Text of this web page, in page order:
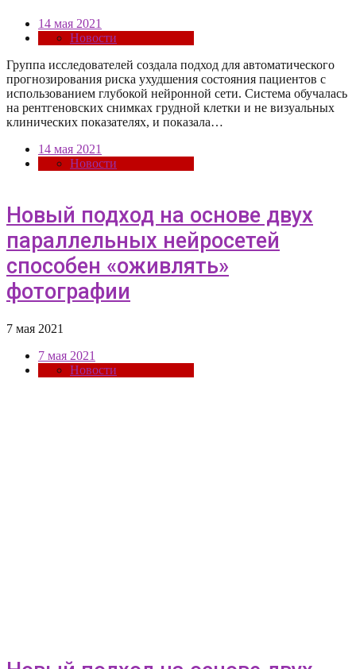
14 мая 2021
Новости
Группа исследователей создала подход для автоматического
прогнозирования риска ухудшения состояния пациентов с
использованием глубокой нейронной сети. Система обучалась
на рентгеновских снимках грудной клетки и не визуальных
клинических показателях, и показала…
14 мая 2021
Новости
Новый подход на основе двух
параллельных нейросетей
способен «оживлять»
фотографии
7 мая 2021
7 мая 2021
Новости